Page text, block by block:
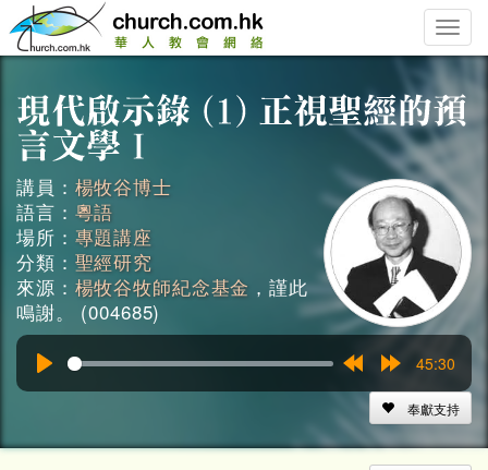
Toggle
講員： 楊牧谷博士
語言： 粵語
場所： 專題講座
分類： 聖經研究
來源： 楊牧谷牧師紀念基金 ，謹此
鳴謝。 (004685)
15s
45:30
奉獻支持